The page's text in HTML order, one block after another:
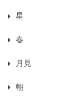
星
春
月見
朝